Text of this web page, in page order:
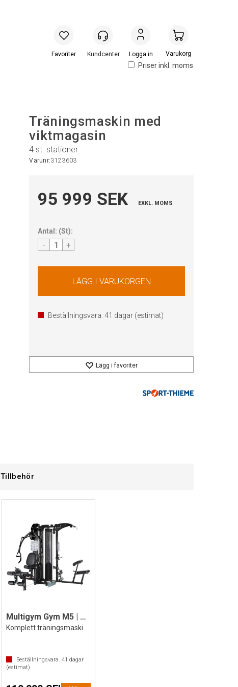
Priser inkl. moms
Logga in Handlevogn
Träningsmaskin med
viktmagasin
4 st. stationer
Varunr:3123603
95 999 SEK EXKL. MOMS
Antal: (St):
- +
Beställningsvara.41 dagar (estimat)
Lägg i favoriter
Tillbehör
Multigym Gym M5 | 2 st viktmagasin
Beställningsvara.41 dagar
(estimat)